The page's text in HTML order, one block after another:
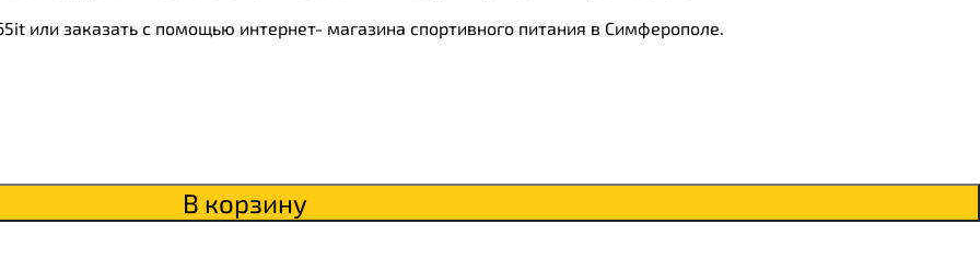
или заказать с помощью интернет- магазина спортивного питания в Симферополе.
В корзину